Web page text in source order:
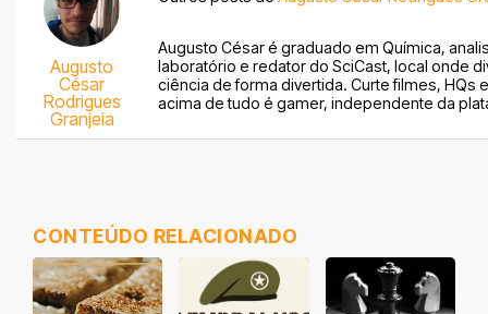
Augusto
César
Rodrigues
Granjeia
Augusto César é graduado em Química,
laboratório e redator do SciCast, local onde
ciência de forma divertida. Curte filmes, HQs
acima de tudo é gamer, independente da
CONTEÚDO RELACIONADO